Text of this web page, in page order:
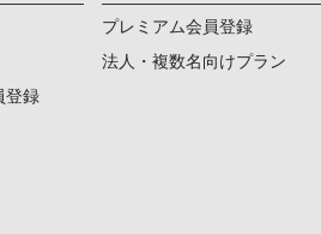
登録
プレミアム会員登録
法人・複数名向けプラン